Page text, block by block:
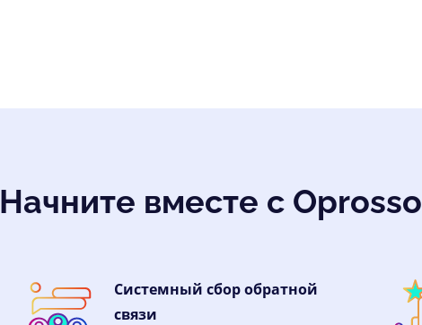
Начните вместе с Oprosso
Системный сбор обратной
связи